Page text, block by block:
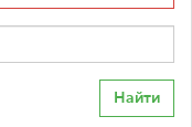
Найти